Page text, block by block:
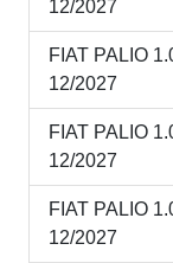
12/2027
FIAT PALIO
12/2027
FIAT PALIO
12/2027
FIAT PALIO
12/2027